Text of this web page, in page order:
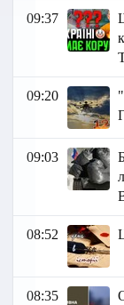
09:37
09:20
09:03
08:52
08:35